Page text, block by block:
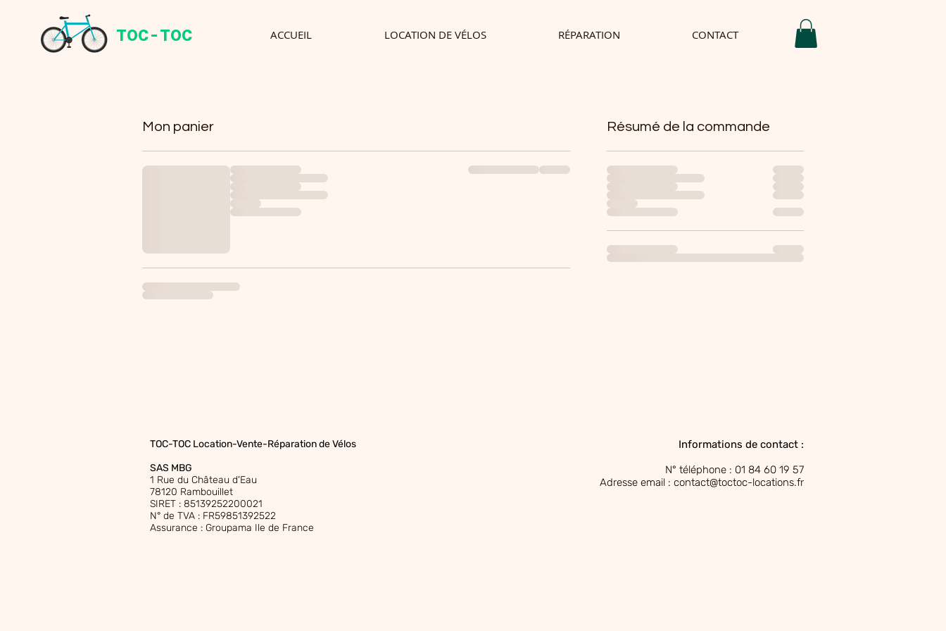
TOC-TOC ACCUEIL LOCATION DE VÉLOS RÉPARATION CONTACT
Mon panier Résumé de la commande
TOC-TOC Location-Vente-Réparation de Vélos
SAS MBG
1 Rue du Château d'Eau
78120 Rambouillet
SIRET : 85139252200021
N° de TVA : FR59851392522
Assurance : Groupama Ile de France
Informations de contact :
N° téléphone : 01 84 60 19 57
Adresse email : contact@toctoc-locations.fr